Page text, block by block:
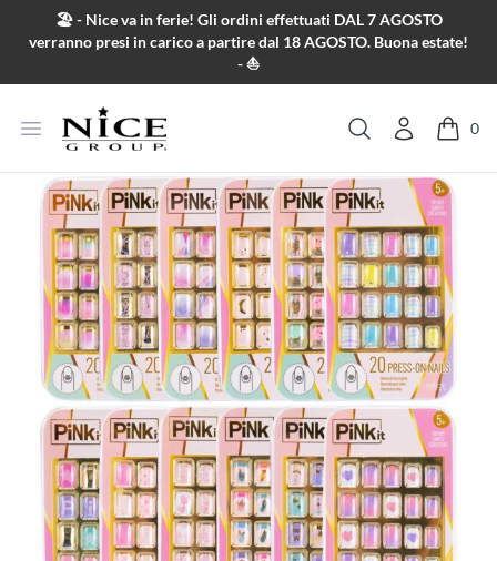
Salta al contenuto
🏖️ - Nice va in ferie! Gli ordini effettuati DAL 7 AGOSTO
verranno presi in carico a partire dal 18 AGOSTO. Buona estate!
- ⛵
Apri menu
Cerca
0